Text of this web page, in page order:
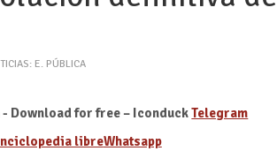
E. PÚBLICA
Telegram
Whatsapp